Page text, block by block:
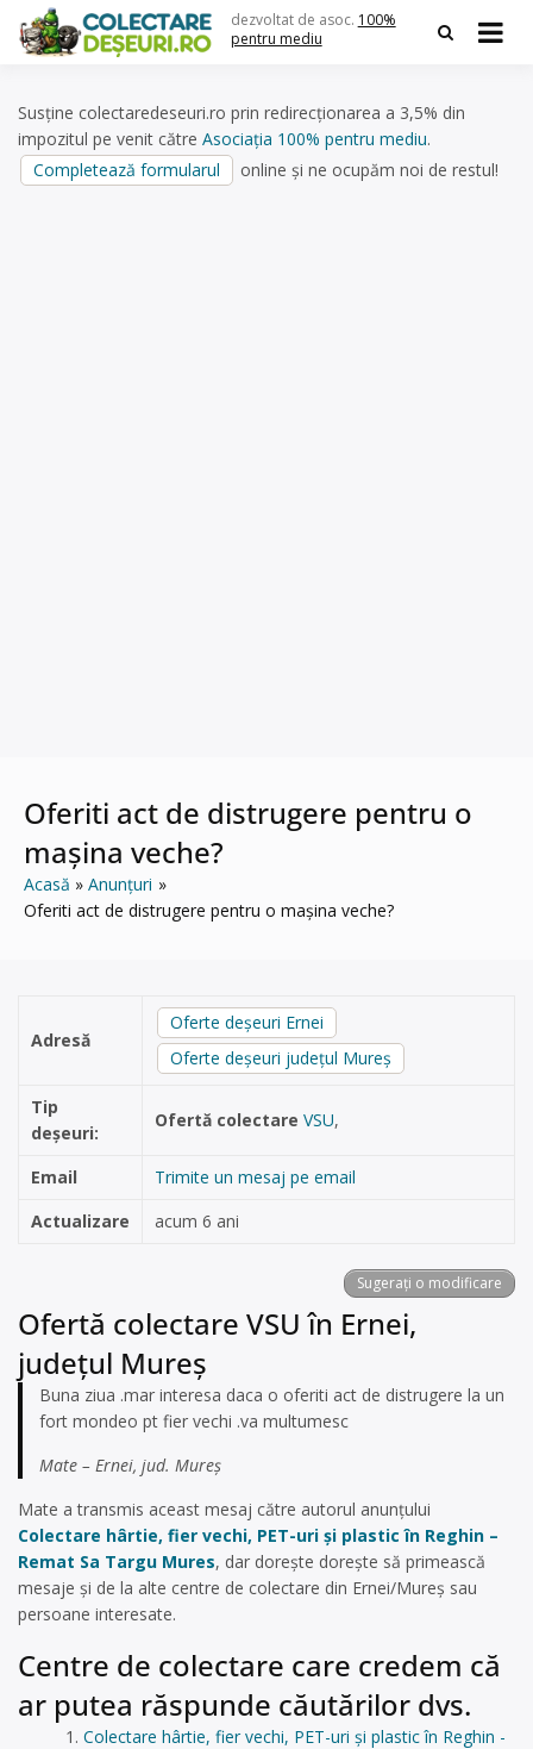
content
dezvoltat de asoc. 100%
pentru mediu
Susține colectaredeseuri.ro prin redirecționarea a 3,5% din
impozitul pe venit către Asociația 100% pentru mediu.
Completează formularul
online și ne ocupăm noi de restul!
Oferiti act de distrugere pentru o
mașina veche?
Acasă
Anunțuri
Oferiti act de distrugere pentru o mașina veche?
Adresă
Oferte deșeuri Ernei
Oferte deșeuri județul Mureș
Tip
deșeuri:
Ofertă colectare VSU,
Email
Trimite un mesaj pe email
Actualizare
acum 6 ani
Sugerați o modificare
Ofertă colectare VSU în Ernei,
județul Mureș
Buna ziua .mar interesa daca o oferiti act de distrugere la un
fort mondeo pt fier vechi .va multumesc
Mate – Ernei, jud. Mureș
Mate a transmis aceast mesaj către autorul anunțului
Colectare hârtie, fier vechi, PET-uri și plastic în Reghin –
Remat Sa Targu Mures, dar dorește dorește să primească
mesaje și de la alte centre de colectare din Ernei/Mureș sau
persoane interesate.
Centre de colectare care credem că
ar putea răspunde căutărilor dvs.
Colectare hârtie, fier vechi, PET-uri și plastic în Reghin -